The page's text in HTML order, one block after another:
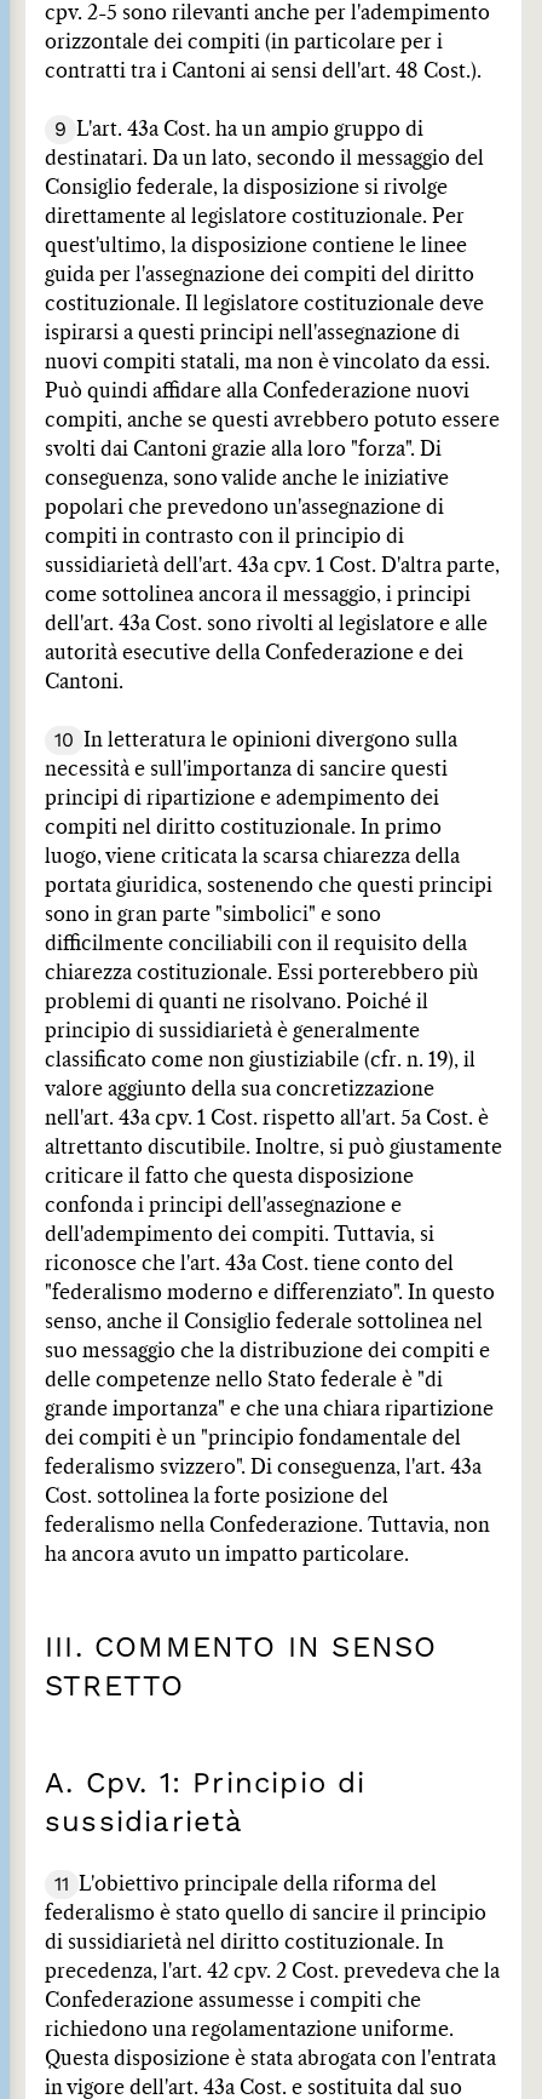
cpv. 2-5 sono rilevanti anche per l'adempimento
orizzontale dei compiti (in particolare per i
contratti tra i Cantoni ai sensi dell'art. 48 Cost.).
9
L'art. 43a Cost. ha un ampio gruppo di
destinatari. Da un lato, secondo il messaggio del
Consiglio federale, la disposizione si rivolge
direttamente al legislatore costituzionale. Per
quest'ultimo, la disposizione contiene le linee
guida per l'assegnazione dei compiti del diritto
costituzionale. Il legislatore costituzionale deve
ispirarsi a questi principi nell'assegnazione di
nuovi compiti statali, ma non è vincolato da essi.
Può quindi affidare alla Confederazione nuovi
compiti, anche se questi avrebbero potuto essere
svolti dai Cantoni grazie alla loro "forza". Di
conseguenza, sono valide anche le iniziative
popolari che prevedono un'assegnazione di
compiti in contrasto con il principio di
sussidiarietà dell'art. 43a cpv. 1 Cost. D'altra parte,
come sottolinea ancora il messaggio, i principi
dell'art. 43a Cost. sono rivolti al legislatore e alle
autorità esecutive della Confederazione e dei
Cantoni.
10
In letteratura le opinioni divergono sulla
necessità e sull'importanza di sancire questi
principi di ripartizione e adempimento dei
compiti nel diritto costituzionale. In primo
luogo, viene criticata la scarsa chiarezza della
portata giuridica, sostenendo che questi principi
sono in gran parte "simbolici" e sono
difficilmente conciliabili con il requisito della
chiarezza costituzionale. Essi porterebbero più
problemi di quanti ne risolvano. Poiché il
principio di sussidiarietà è generalmente
classificato come non giustiziabile (cfr. n. 19), il
valore aggiunto della sua concretizzazione
nell'art. 43a cpv. 1 Cost. rispetto all'art. 5a Cost. è
altrettanto discutibile. Inoltre, si può giustamente
criticare il fatto che questa disposizione
confonda i principi dell'assegnazione e
dell'adempimento dei compiti. Tuttavia, si
riconosce che l'art. 43a Cost. tiene conto del
"federalismo moderno e differenziato". In questo
senso, anche il Consiglio federale sottolinea nel
suo messaggio che la distribuzione dei compiti e
delle competenze nello Stato federale è "di
grande importanza" e che una chiara ripartizione
dei compiti è un "principio fondamentale del
federalismo svizzero". Di conseguenza, l'art. 43a
Cost. sottolinea la forte posizione del
federalismo nella Confederazione. Tuttavia, non
ha ancora avuto un impatto particolare.
III. COMMENTO IN SENSO
STRETTO
A. Cpv. 1: Principio di
sussidiarietà
11
L'obiettivo principale della riforma del
federalismo è stato quello di sancire il principio
di sussidiarietà nel diritto costituzionale. In
precedenza, l'art. 42 cpv. 2 Cost. prevedeva che la
Confederazione assumesse i compiti che
richiedono una regolamentazione uniforme.
Questa disposizione è stata abrogata con l'entrata
in vigore dell'art. 43a Cost. e sostituita dal suo